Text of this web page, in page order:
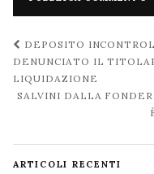
Navigazione
post
DEPOSITO
DENUNCIATO IL
LIQUIDAZIONE
SALVINI DALLA
ARTICOLI RECENTI